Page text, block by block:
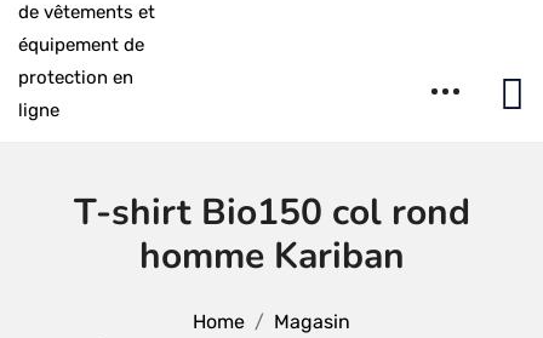
de vêtements et
équipement de
protection en
ligne
T-shirt Bio150 col rond
homme Kariban
Home
Magasin